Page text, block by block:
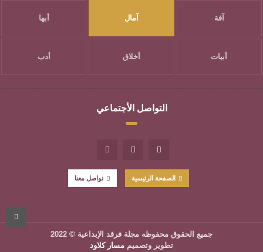
آفة آمال أبها
أبيات أخلاق أدب
التواصل الأجتماعي
الصفحة الرئيسية تواصل معنا
جميع الحقوق محفوظه مجلة فرقد الإبداعية © 2022
تطوير وتصميم مسار كلاود